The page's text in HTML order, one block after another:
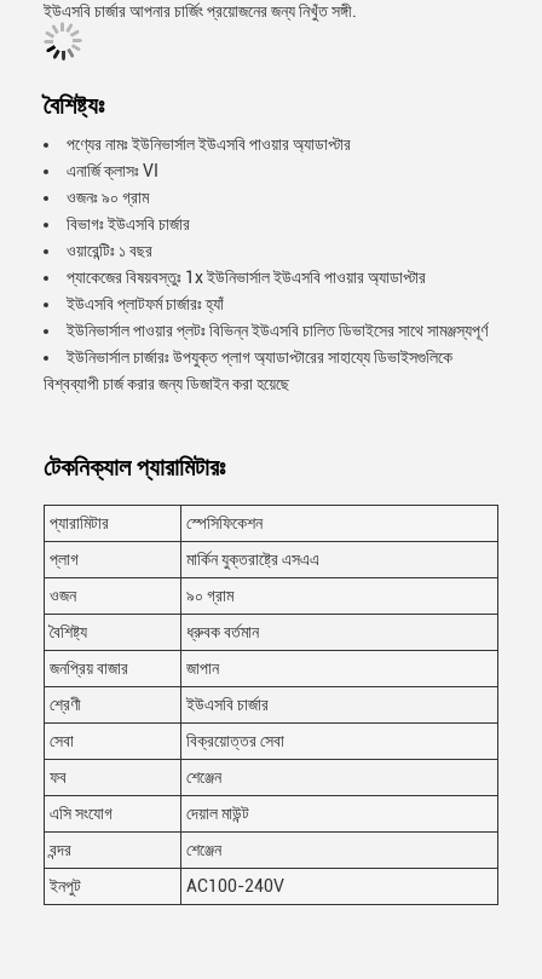
ইউএসবি চার্জার আপনার চার্জিং প্রয়োজনের জন্য নিখুঁত সঙ্গী.
বৈশিষ্ট্যঃ
পণ্যের নামঃ ইউনিভার্সাল ইউএসবি পাওয়ার অ্যাডাপ্টার
এনার্জি ক্লাসঃ VI
ওজনঃ ৯০ গ্রাম
বিভাগঃ ইউএসবি চার্জার
ওয়ারেন্টিঃ ১ বছর
প্যাকেজের বিষয়বস্তুঃ 1x ইউনিভার্সাল ইউএসবি পাওয়ার অ্যাডাপ্টার
ইউএসবি প্লাটফর্ম চার্জারঃ হ্যাঁ
ইউনিভার্সাল পাওয়ার প্লটঃ বিভিন্ন ইউএসবি চালিত ডিভাইসের সাথে সামঞ্জস্যপূর্ণ
ইউনিভার্সাল চার্জারঃ উপযুক্ত প্লাগ অ্যাডাপ্টারের সাহায্যে ডিভাইসগুলিকে
বিশ্বব্যাপী চার্জ করার জন্য ডিজাইন করা হয়েছে
টেকনিক্যাল প্যারামিটারঃ
প্যারামিটার
স্পেসিফিকেশন
প্লাগ
মার্কিন যুক্তরাষ্ট্রে এসএএ
ওজন
৯০ গ্রাম
বৈশিষ্ট্য
ধ্রুবক বর্তমান
জনপ্রিয় বাজার
জাপান
শ্রেণী
ইউএসবি চার্জার
সেবা
বিক্রয়োত্তর সেবা
ফব
শেঞ্জেন
এসি সংযোগ
দেয়াল মাউন্ট
বন্দর
শেঞ্জেন
ইনপুট
AC100-240V